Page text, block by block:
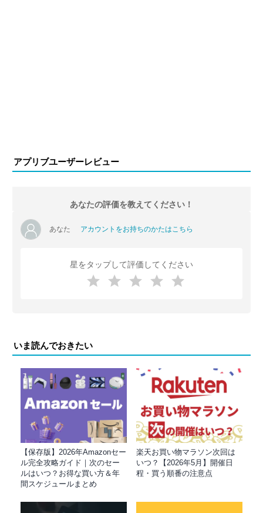
アプリブユーザーレビュー
あなたの評価を教えてください！
あなた アカウントをお持ちのかたはこちら
星をタップして評価してください
いま読んでおきたい
【保存版】2026年Amazonセー
ル完全攻略ガイド｜次のセー
ルはいつ？お得な買い方＆年
間スケジュールまとめ
楽天お買い物マラソン次回は
いつ？【2026年5月】開催日
程・買う順番の注意点